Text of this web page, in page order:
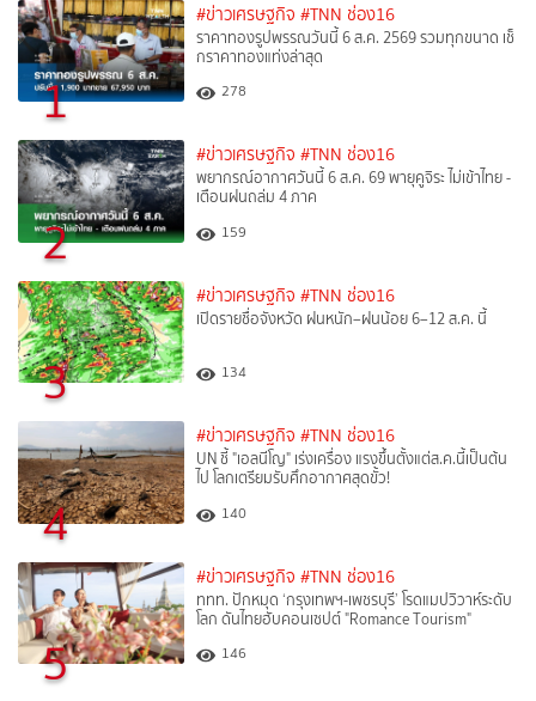
1
#ข่าวเศรษฐกิจ #TNN ช่อง16
ราคาทองรูปพรรณวันนี้ 6 ส.ค. 2569 รวมทุกขนาด เช็
กราคาทองแท่งล่าสุด
278
2
#ข่าวเศรษฐกิจ #TNN ช่อง16
พยากรณ์อากาศวันนี้ 6 ส.ค. 69 พายุคูจิระ ไม่เข้าไทย -
เตือนฝนถล่ม 4 ภาค
159
3
#ข่าวเศรษฐกิจ #TNN ช่อง16
เปิดรายชื่อจังหวัด ฝนหนัก–ฝนน้อย 6–12 ส.ค. นี้
134
4
#ข่าวเศรษฐกิจ #TNN ช่อง16
UN ชี้ "เอลนีโญ" เร่งเครื่อง แรงขึ้นตั้งแต่ส.ค.นี้เป็นต้น
ไป โลกเตรียมรับศึกอากาศสุดขั้ว!
140
5
#ข่าวเศรษฐกิจ #TNN ช่อง16
ททท. ปักหมุด ‘กรุงเทพฯ-เพชรบุรี’ โรดแมปวิวาห์ระดับ
โลก ดันไทยฮับคอนเซปต์ "Romance Tourism"
146